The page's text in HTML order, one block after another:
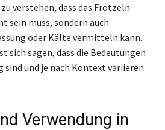
verstehen, dass das Frotzeln
sein muss, sondern auch
oder Kälte vermitteln kann.
sich sagen, dass die Bedeutungen
und je nach Kontext variieren
Verwendung in